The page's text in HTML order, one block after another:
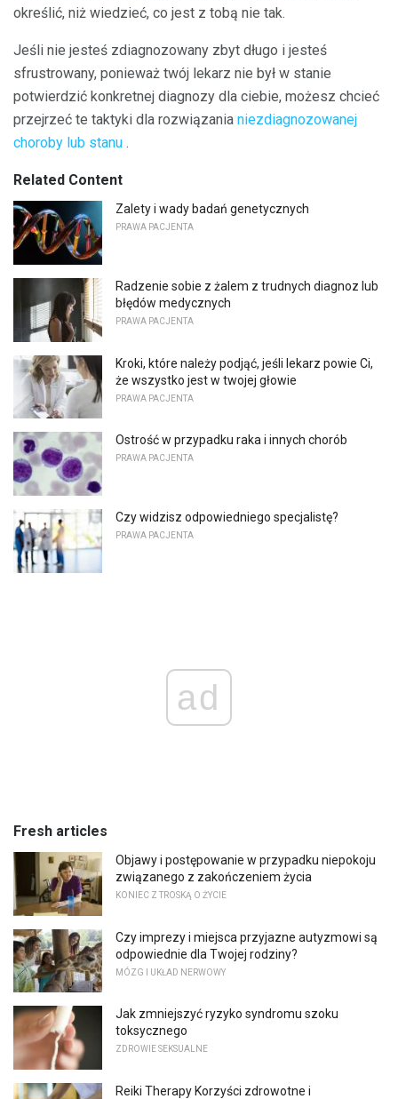
określić, niż wiedzieć, co jest z tobą nie tak.
Jeśli nie jesteś zdiagnozowany zbyt długo i jesteś
sfrustrowany, ponieważ twój lekarz nie był w stanie
potwierdzić konkretnej diagnozy dla ciebie, możesz chcieć
przejrzeć te taktyki dla rozwiązania niezdiagnozowanej
choroby lub stanu .
Related Content
Zalety i wady badań genetycznych
PRAWA PACJENTA
Radzenie sobie z żalem z trudnych diagnoz lub
błędów medycznych
PRAWA PACJENTA
Kroki, które należy podjąć, jeśli lekarz powie Ci,
że wszystko jest w twojej głowie
PRAWA PACJENTA
Ostrość w przypadku raka i innych chorób
PRAWA PACJENTA
Czy widzisz odpowiedniego specjalistę?
PRAWA PACJENTA
ad
Fresh articles
Objawy i postępowanie w przypadku niepokoju
związanego z zakończeniem życia
KONIEC Z TROSKĄ O ŻYCIE
Czy imprezy i miejsca przyjazne autyzmowi są
odpowiednie dla Twojej rodziny?
MÓZG I UKŁAD NERWOWY
Jak zmniejszyć ryzyko syndromu szoku
toksycznego
ZDROWIE SEKSUALNE
Reiki Therapy Korzyści zdrowotne i